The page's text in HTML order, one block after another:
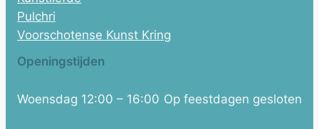
Pulchri
Voorschotense Kunst Kring
Openingstijden
Woensdag 12:00 – 16:00 Op feestdagen gesloten